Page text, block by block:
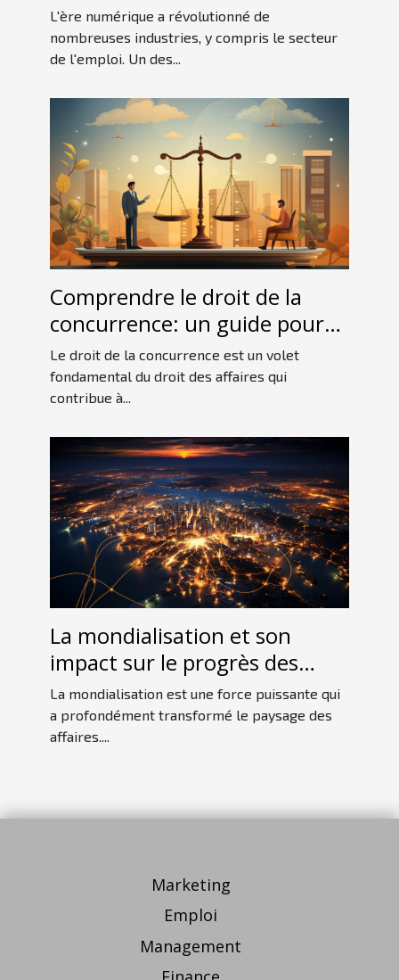
L'ère numérique a révolutionné de
nombreuses industries, y compris le secteur
de l'emploi. Un des...
Comprendre le droit de la
concurrence: un guide pour
les débutants
Le droit de la concurrence est un volet
fondamental du droit des affaires qui
contribue à...
La mondialisation et son
impact sur le progrès des
entreprises
La mondialisation est une force puissante qui
a profondément transformé le paysage des
affaires....
Marketing
Emploi
Management